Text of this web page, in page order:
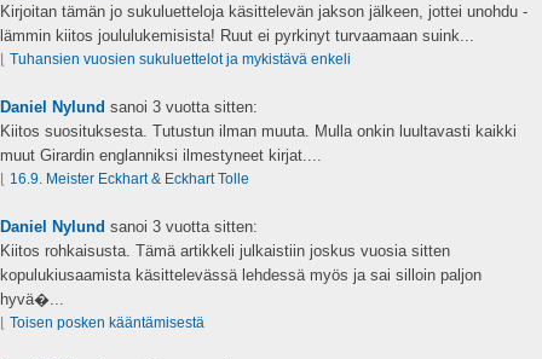
Kirjoitan tämän jo sukuluetteloja käsittelevän jakson jälkeen, jottei unohdu -
lämmin kiitos joululukemisista! Ruut ei pyrkinyt turvaamaan suink...
⌊ Tuhansien vuosien sukuluettelot ja mykistävä enkeli
Daniel Nylund sanoi 3 vuotta sitten:
Kiitos suosituksesta. Tutustun ilman muuta. Mulla onkin luultavasti kaikki
muut Girardin englanniksi ilmestyneet kirjat....
⌊ 16.9. Meister Eckhart & Eckhart Tolle
Daniel Nylund sanoi 3 vuotta sitten:
Kiitos rohkaisusta. Tämä artikkeli julkaistiin joskus vuosia sitten
kopulukiusaamista käsittelevässä lehdessä myös ja sai silloin paljon
hyvä�...
⌊ Toisen posken kääntämisestä